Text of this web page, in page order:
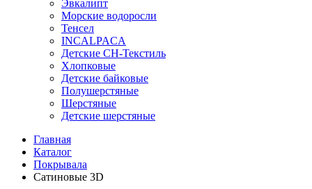
Эвкалипт
Морские водоросли
Тенсел
INCALPACA
Детские СН-Текстиль
Хлопковые
Детские байковые
Полушерстяные
Шерстяные
Детские шерстяные
Главная
Каталог
Покрывала
Сатиновые 3D